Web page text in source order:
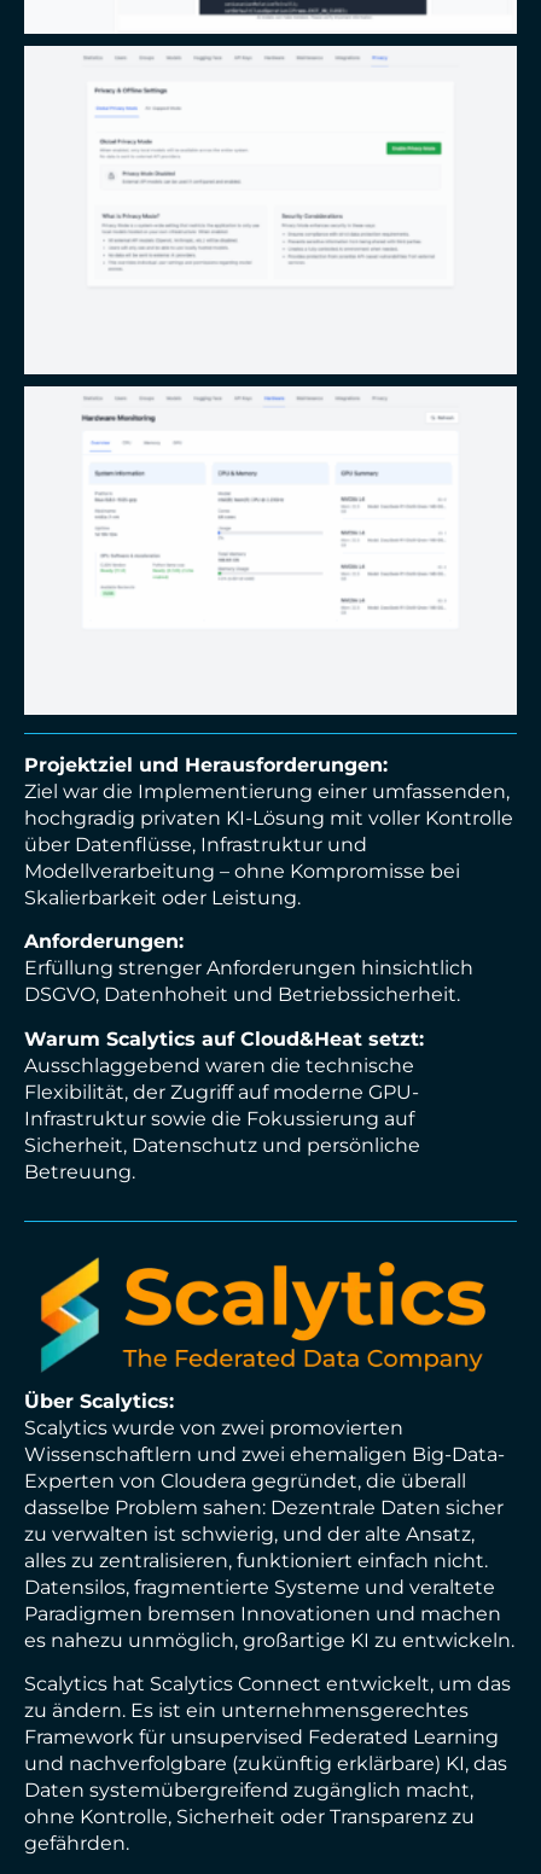
Projektziel und Herausforderungen:
Ziel war die Implementierung einer umfassenden,
hochgradig privaten KI-Lösung mit voller Kontrolle
über Datenflüsse, Infrastruktur und
Modellverarbeitung – ohne Kompromisse bei
Skalierbarkeit oder Leistung.
Anforderungen:
Erfüllung strenger Anforderungen hinsichtlich
DSGVO, Datenhoheit und Betriebssicherheit.
Warum Scalytics auf Cloud&Heat setzt:
Ausschlaggebend waren die technische
Flexibilität, der Zugriff auf moderne GPU-
Infrastruktur sowie die Fokussierung auf
Sicherheit, Datenschutz und persönliche
Betreuung.
Über Scalytics:
Scalytics wurde von zwei promovierten
Wissenschaftlern und zwei ehemaligen Big-Data-
Experten von Cloudera gegründet, die überall
dasselbe Problem sahen: Dezentrale Daten sicher
zu verwalten ist schwierig, und der alte Ansatz,
alles zu zentralisieren, funktioniert einfach nicht.
Datensilos, fragmentierte Systeme und veraltete
Paradigmen bremsen Innovationen und machen
es nahezu unmöglich, großartige KI zu entwickeln.
Scalytics hat Scalytics Connect entwickelt, um das
zu ändern. Es ist ein unternehmensgerechtes
Framework für unsupervised Federated Learning
und nachverfolgbare (zukünftig erklärbare) KI, das
Daten systemübergreifend zugänglich macht,
ohne Kontrolle, Sicherheit oder Transparenz zu
gefährden.